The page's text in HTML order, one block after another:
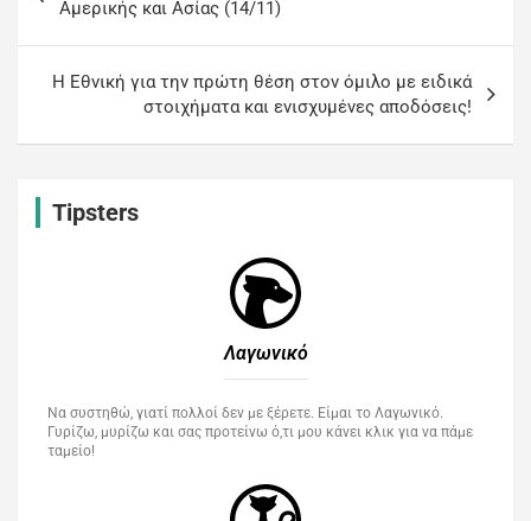
Αμερικής και Ασίας (14/11)
H Εθνική για την πρώτη θέση στον όμιλο με ειδικά
στοιχήματα και ενισχυμένες αποδόσεις!
Tipsters
Λαγωνικό
Να συστηθώ, γιατί πολλοί δεν με ξέρετε. Είμαι το Λαγωνικό.
Γυρίζω, μυρίζω και σας προτείνω ό,τι μου κάνει κλικ για να πάμε
ταμείο!